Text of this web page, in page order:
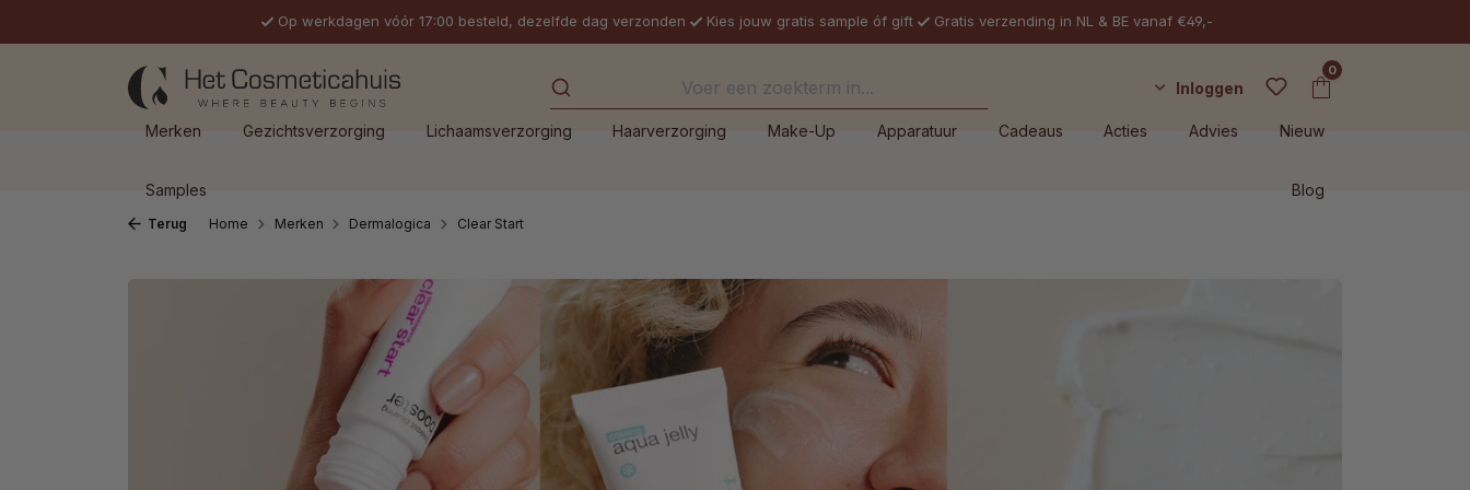
Op werkdagen vóór 17:00 besteld, dezelfde dag verzonden Kies jouw gratis sample óf gift Gratis verzending in NL & BE vanaf €49,-
Inloggen
0
Merken Gezichtsverzorging Lichaamsverzorging Haarverzorging Make-Up Apparatuur Cadeaus Acties Advies Nieuw
Samples Blog
Terug Home Merken Dermalogica Clear Start